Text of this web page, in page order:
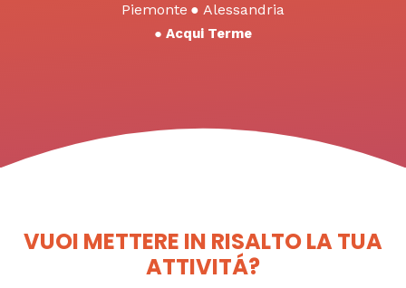
Piemonte ● Alessandria
● Acqui Terme
VUOI METTERE IN RISALTO LA TUA
ATTIVITÁ?